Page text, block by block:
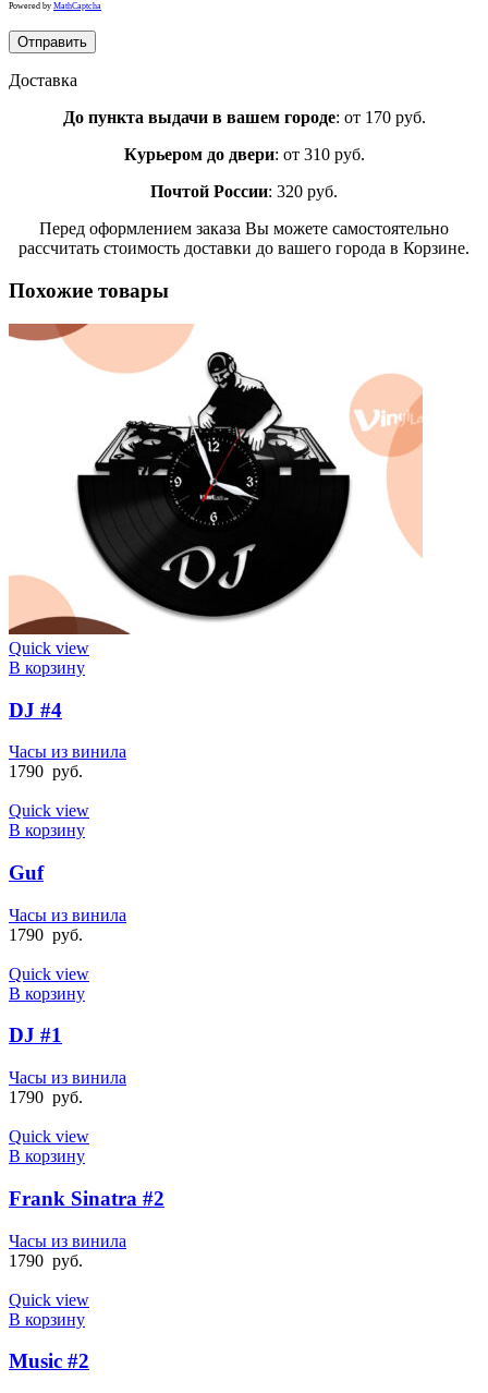
Powered by MathCaptcha
Доставка
До пункта выдачи в вашем городе: от 170 руб.
Курьером до двери: от 310 руб.
Почтой России: 320 руб.
Перед оформлением заказа Вы можете самостоятельно
рассчитать стоимость доставки до вашего города в Корзине.
Похожие товары
Quick view
В корзину
DJ #4
Часы из винила
1790 руб.
Quick view
В корзину
Guf
Часы из винила
1790 руб.
Quick view
В корзину
DJ #1
Часы из винила
1790 руб.
Quick view
В корзину
Frank Sinatra #2
Часы из винила
1790 руб.
Quick view
В корзину
Music #2